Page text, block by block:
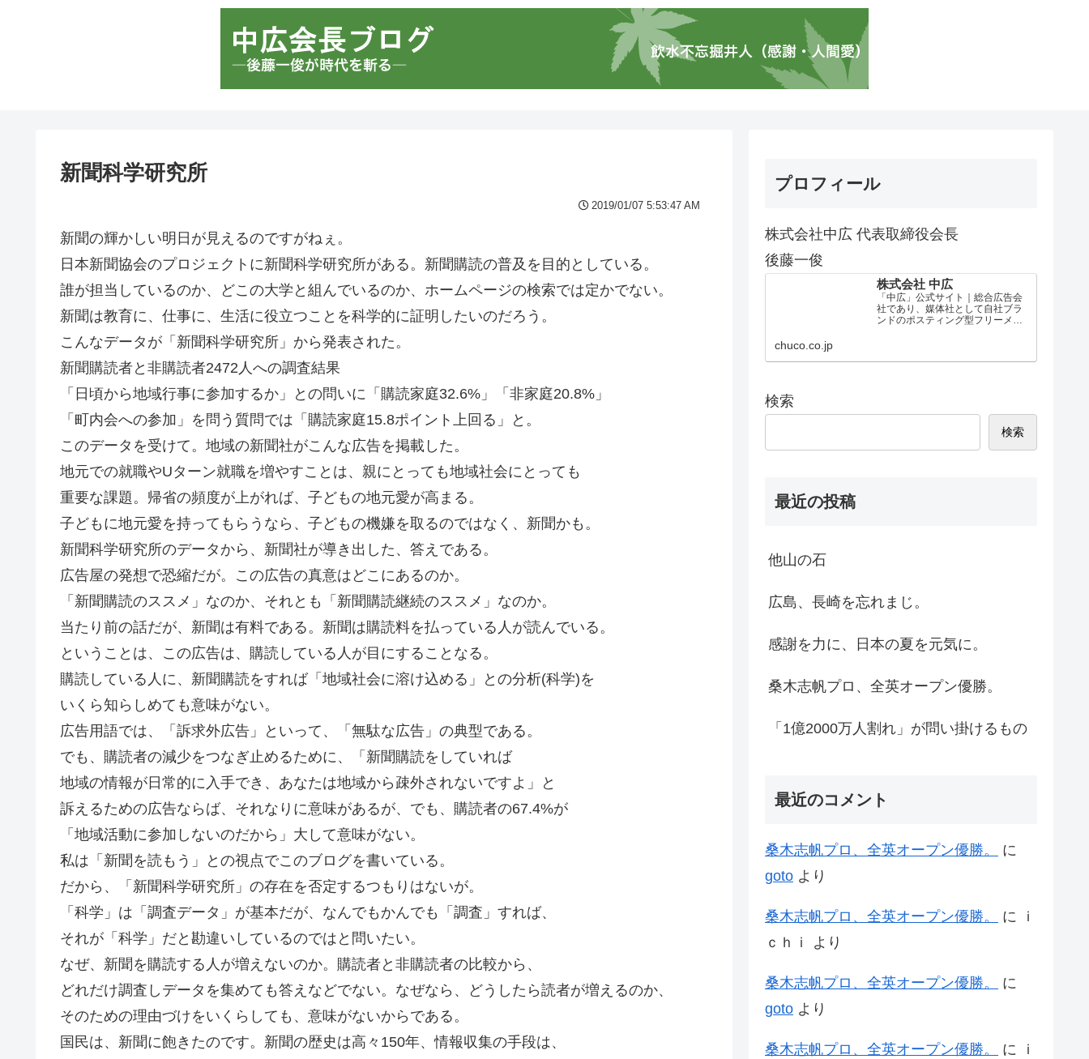
新聞科学研究所
2019/01/07 5:53:47 AM
新聞の輝かしい明日が見えるのですがねぇ。
日本新聞協会のプロジェクトに新聞科学研究所がある。新聞購読の普及を目的としている。
誰が担当しているのか、どこの大学と組んでいるのか、ホームページの検索では定かでない。
新聞は教育に、仕事に、生活に役立つことを科学的に証明したいのだろう。
こんなデータが「新聞科学研究所」から発表された。
新聞購読者と非購読者2472人への調査結果
「日頃から地域行事に参加するか」との問いに「購読家庭32.6%」「非家庭20.8%」
「町内会への参加」を問う質問では「購読家庭15.8ポイント上回る」と。
このデータを受けて。地域の新聞社がこんな広告を掲載した。
地元での就職やUターン就職を増やすことは、親にとっても地域社会にとっても
重要な課題。帰省の頻度が上がれば、子どもの地元愛が高まる。
子どもに地元愛を持ってもらうなら、子どもの機嫌を取るのではなく、新聞かも。
新聞科学研究所のデータから、新聞社が導き出した、答えである。
広告屋の発想で恐縮だが。この広告の真意はどこにあるのか。
「新聞購読のススメ」なのか、それとも「新聞購読継続のススメ」なのか。
当たり前の話だが、新聞は有料である。新聞は購読料を払っている人が読んでいる。
ということは、この広告は、購読している人が目にすることなる。
購読している人に、新聞購読をすれば「地域社会に溶け込める」との分析(科学)を
いくら知らしめても意味がない。
広告用語では、「訴求外広告」といって、「無駄な広告」の典型である。
でも、購読者の減少をつなぎ止めるために、「新聞購読をしていれば
地域の情報が日常的に入手でき、あなたは地域から疎外されないですよ」と
訴えるための広告ならば、それなりに意味があるが、でも、購読者の67.4%が
「地域活動に参加しないのだから」大して意味がない。
私は「新聞を読もう」との視点でこのブログを書いている。
だから、「新聞科学研究所」の存在を否定するつもりはないが。
「科学」は「調査データ」が基本だが、なんでもかんでも「調査」すれば、
それが「科学」だと勘違いしているのではと問いたい。
なぜ、新聞を購読する人が増えないのか。購読者と非購読者の比較から、
どれだけ調査しデータを集めても答えなどでない。なぜなら、どうしたら読者が増えるのか、
そのための理由づけをいくらしても、意味がないからである。
国民は、新聞に飽きたのです。新聞の歴史は高々150年、情報収集の手段は、
プロフィール
株式会社中広 代表取締役会長
後藤一俊
株式会社 中広
「中広」公式サイト｜総合広告会
社であり、媒体社として自社ブラ
ンドのポスティング型フリーメデ
chuco.co.jp
検索
検索
最近の投稿
他山の石
広島、長崎を忘れまじ。
感謝を力に、日本の夏を元気に。
桑木志帆プロ、全英オープン優勝。
「1億2000万人割れ」が問い掛けるもの
最近のコメント
桑木志帆プロ、全英オープン優勝。
に
goto より
桑木志帆プロ、全英オープン優勝。 に
ｉ
ｃｈｉ
より
桑木志帆プロ、全英オープン優勝。
に
goto より
桑木志帆プロ、全英オープン優勝。 に
ｉ